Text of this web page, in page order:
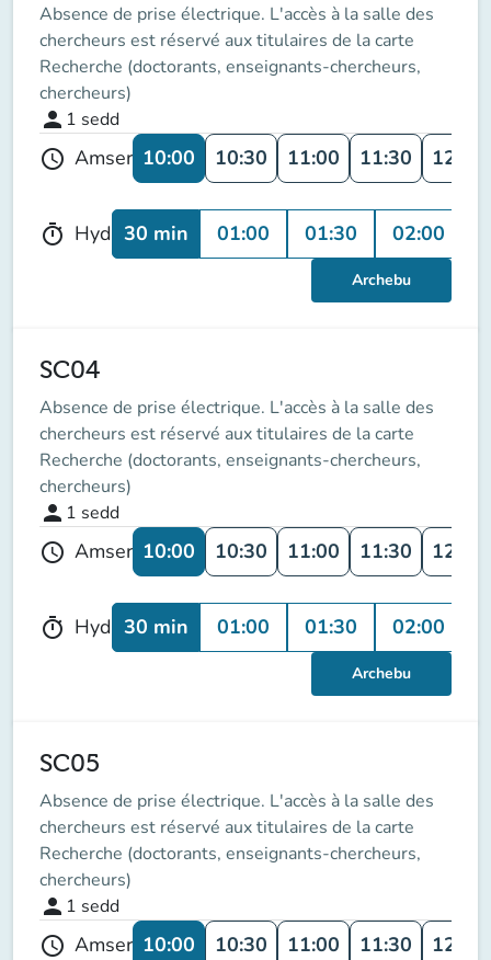
Absence de prise électrique. L'accès à la salle des
chercheurs est réservé aux titulaires de la carte
Recherche (doctorants, enseignants-chercheurs,
chercheurs)
person 1 sedd
schedule Amser 10:00 10:30 11:00 11:30 12:00
timer Hyd 30 min 01:00 01:30 02:00
Archebu
SC04
Absence de prise électrique. L'accès à la salle des
chercheurs est réservé aux titulaires de la carte
Recherche (doctorants, enseignants-chercheurs,
chercheurs)
person 1 sedd
schedule Amser 10:00 10:30 11:00 11:30 12:00
timer Hyd 30 min 01:00 01:30 02:00
Archebu
SC05
Absence de prise électrique. L'accès à la salle des
chercheurs est réservé aux titulaires de la carte
Recherche (doctorants, enseignants-chercheurs,
chercheurs)
person 1 sedd
schedule Amser 10:00 10:30 11:00 11:30 12:00